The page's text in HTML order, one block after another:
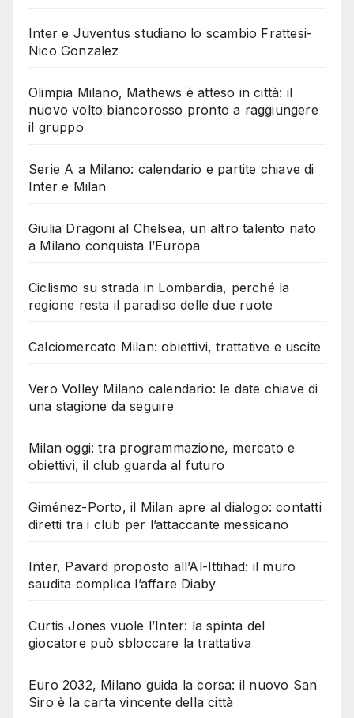
Inter e Juventus studiano lo scambio Frattesi-
Nico Gonzalez
Olimpia Milano, Mathews è atteso in città: il
nuovo volto biancorosso pronto a raggiungere
il gruppo
Serie A a Milano: calendario e partite chiave di
Inter e Milan
Giulia Dragoni al Chelsea, un altro talento nato
a Milano conquista l’Europa
Ciclismo su strada in Lombardia, perché la
regione resta il paradiso delle due ruote
Calciomercato Milan: obiettivi, trattative e uscite
Vero Volley Milano calendario: le date chiave di
una stagione da seguire
Milan oggi: tra programmazione, mercato e
obiettivi, il club guarda al futuro
Giménez-Porto, il Milan apre al dialogo: contatti
diretti tra i club per l’attaccante messicano
Inter, Pavard proposto all’Al-Ittihad: il muro
saudita complica l’affare Diaby
Curtis Jones vuole l’Inter: la spinta del
giocatore può sbloccare la trattativa
Euro 2032, Milano guida la corsa: il nuovo San
Siro è la carta vincente della città